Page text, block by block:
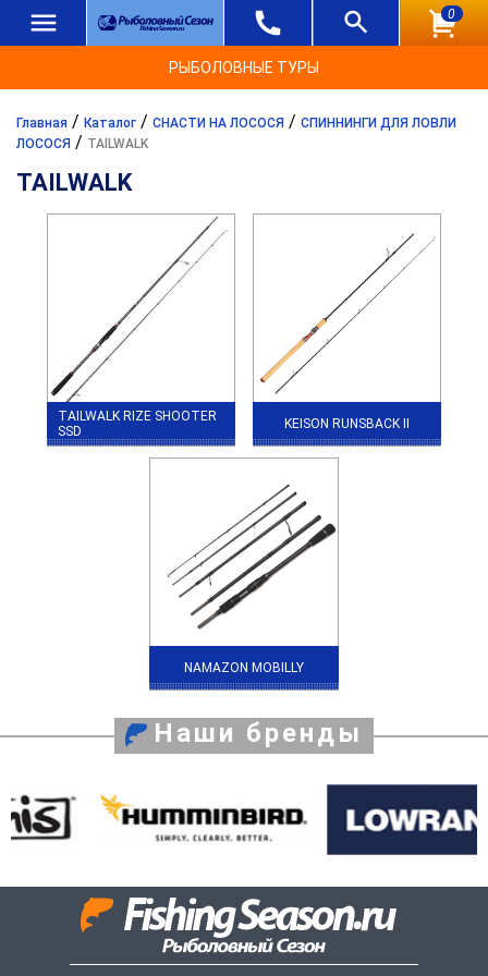
0
РЫБОЛОВНЫЕ ТУРЫ
Главная / Каталог / СНАСТИ НА ЛОСОСЯ / СПИННИНГИ ДЛЯ ЛОВЛИ
ЛОСОСЯ / TAILWALK
TAILWALK
TAILWALK RIZE SHOOTER
SSD
KEISON RUNSBACK II
NAMAZON MOBILLY
Наши бренды